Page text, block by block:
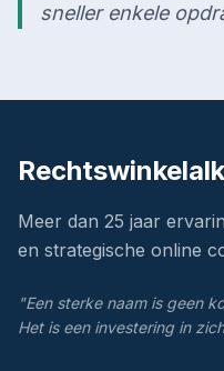
sneller enkele
Meer dan 25 jaar
en strategische online
"Een sterke naam is geen
Het is een investering in